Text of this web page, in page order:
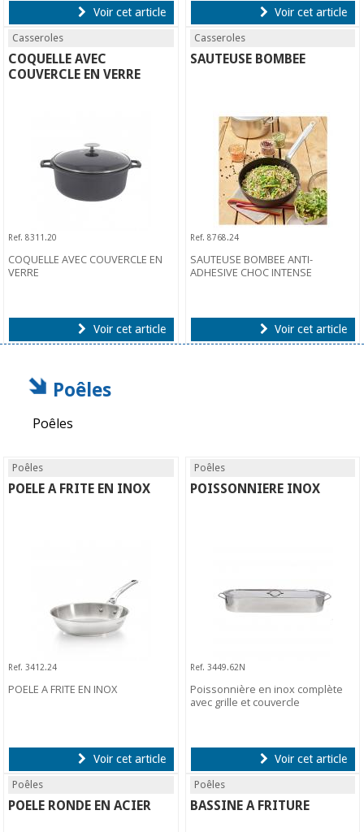
Voir cet article Voir cet article
Casseroles
COQUELLE AVEC
COUVERCLE EN VERRE
Ref. 8311.20
COQUELLE AVEC COUVERCLE EN
VERRE
Voir cet article
Casseroles
SAUTEUSE BOMBEE
Ref. 8768.24
SAUTEUSE BOMBEE ANTI-
ADHESIVE CHOC INTENSE
Voir cet article
Poêles
Poêles
Poêles
POELE A FRITE EN INOX
Ref. 3412.24
POELE A FRITE EN INOX
Voir cet article
Poêles
POISSONNIERE INOX
Ref. 3449.62N
Poissonnière en inox complète
avec grille et couvercle
Voir cet article
Poêles
POELE RONDE EN ACIER
Poêles
BASSINE A FRITURE